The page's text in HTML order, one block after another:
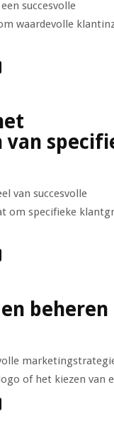
succesvolle
waardevolle
van succesvolle
om specifieke
beheren
of het kiezen van